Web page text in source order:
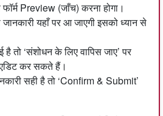
Preview (जाँच) करना होगा।
यहाँ पर आ जाएगी इसको ध्यान से
है तो ‘संशोधन के लिए वापिस जाए’ पर
कर सकते हैं।
सही है तो ‘Confirm & Submit’